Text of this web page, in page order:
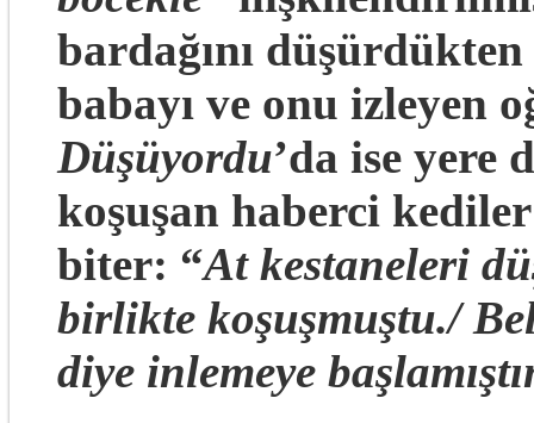
bardağını
babayı ve onu izleyen
Düşüyordu’da ise yere
koşuşan haberci
biter: “At kestaneleri
birlikte koşuşmuştu./
diye inlemeye